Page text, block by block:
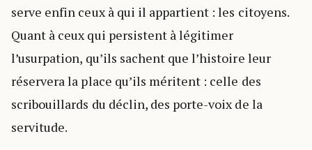
serve enfin ceux à qui il appartient : les citoyens.
Quant à ceux qui persistent à légitimer
l’usurpation, qu’ils sachent que l’histoire leur
réservera la place qu’ils méritent : celle des
scribouillards du déclin, des porte-voix de la
servitude.